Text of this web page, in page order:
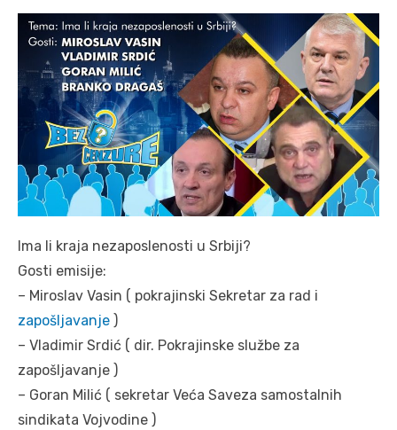
Ima li kraja nezaposlenosti u Srbiji?
Gosti emisije:
– Miroslav Vasin ( pokrajinski Sekretar za rad i
zapošljavanje )
– Vladimir Srdić ( dir. Pokrajinske službe za
zapošljavanje )
– Goran Milić ( sekretar Veća Saveza samostalnih
sindikata Vojvodine )